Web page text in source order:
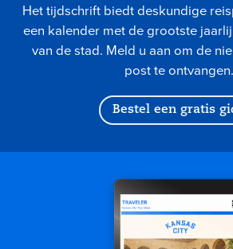
Het tijdschrift biedt deskundige
een kalender met de grootste
van de stad. Meld u aan om de
post te ontvangen.
Bestel een gratis